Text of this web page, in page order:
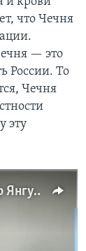
что Чечня
— это
России. То
Чечня
эту
Чеченский оппозиционер Абубакар Янгулбаев – о чеченцах, воюющих в Украине, и о свободной Чечне